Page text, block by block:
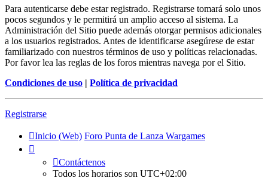
Para autenticarse debe estar registrado. Registrarse tomará solo unos
pocos segundos y le permitirá un amplio acceso al sistema. La
Administración del Sitio puede además otorgar permisos adicionales
a los usuarios registrados. Antes de identificarse asegúrese de estar
familiarizado con nuestros términos de uso y políticas relacionadas.
Por favor lea las reglas de los foros mientras navega por el Sitio.
Condiciones de uso | Política de privacidad
Registrarse
Inicio (Web) Foro Punta de Lanza Wargames
Contáctenos
Todos los horarios son UTC+02:00